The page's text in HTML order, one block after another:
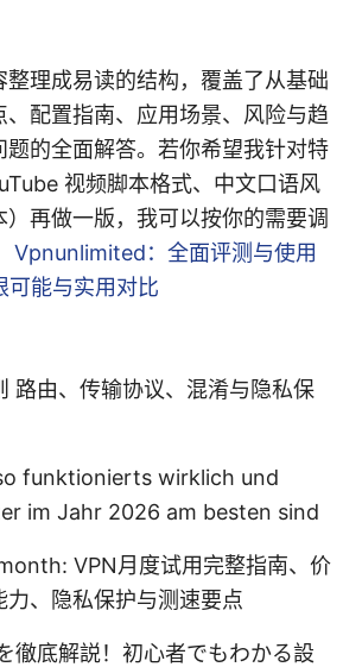
整理成易读的结构，覆盖了从基础
、配置指南、应用场景、风险与趋
题的全面解答。若你希望我针对特
视频脚本格式、中文口语风
）再做一版，我可以按你的需要调
Vpnunlimited：全面评测与使用
可能与实用对比
路由、传输协议、混淆与隐私保
funktionierts wirklich und
im Jahr 2026 am besten sind
VPN月度试用完整指南、价
力、隐私保护与测速要点
徹底解説！初心者でもわかる設